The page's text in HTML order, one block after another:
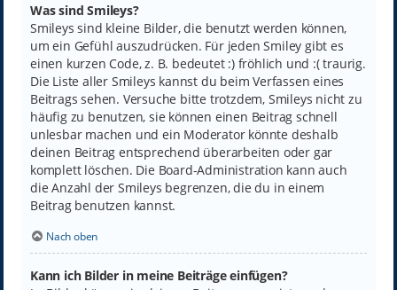
Was sind Smileys?
Smileys sind kleine Bilder, die benutzt werden können,
um ein Gefühl auszudrücken. Für jeden Smiley gibt es
einen kurzen Code, z. B. bedeutet :) fröhlich und :( traurig.
Die Liste aller Smileys kannst du beim Verfassen eines
Beitrags sehen. Versuche bitte trotzdem, Smileys nicht zu
häufig zu benutzen, sie können einen Beitrag schnell
unlesbar machen und ein Moderator könnte deshalb
deinen Beitrag entsprechend überarbeiten oder gar
komplett löschen. Die Board-Administration kann auch
die Anzahl der Smileys begrenzen, die du in einem
Beitrag benutzen kannst.
Nach oben
Kann ich Bilder in meine Beiträge einfügen?